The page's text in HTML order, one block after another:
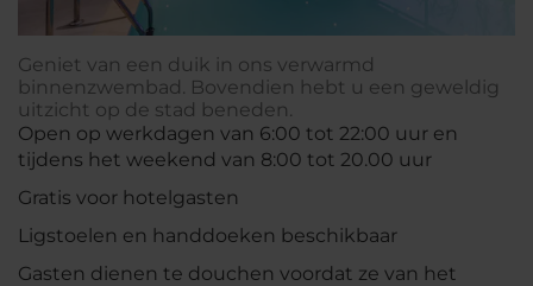
Geniet van een duik in ons verwarmd
binnenzwembad. Bovendien hebt u een geweldig
uitzicht op de stad beneden.
Open op werkdagen van 6:00 tot 22:00 uur en
tijdens het weekend van 8:00 tot 20.00 uur
Gratis voor hotelgasten
Ligstoelen en handdoeken beschikbaar
Gasten dienen te douchen voordat ze van het